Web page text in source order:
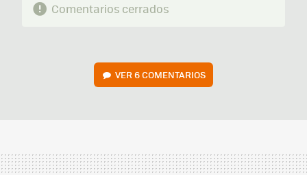
Comentarios cerrados
VER6 COMENTARIOS